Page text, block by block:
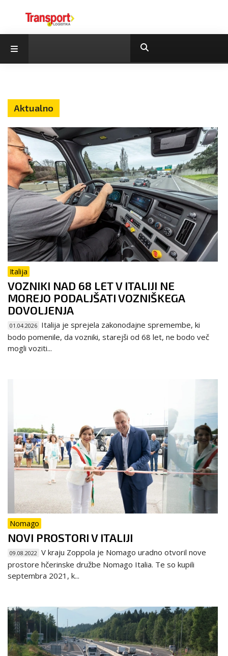
Aktualno
Italija
VOZNIKI NAD 68 LET V ITALIJI NE
MOREJO PODALJŠATI VOZNIŠKEGA
DOVOLJENJA
01.04.2026 Italija je sprejela zakonodajne spremembe, ki
bodo pomenile, da vozniki, starejši od 68 let, ne bodo več
mogli voziti...
Nomago
NOVI PROSTORI V ITALIJI
09.08.2022 V kraju Zoppola je Nomago uradno otvoril nove
prostore hčerinske družbe Nomago Italia. Te so kupili
septembra 2021, k...